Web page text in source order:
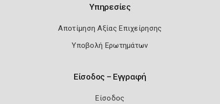
Υπηρεσίες
Αποτίμηση Αξίας Επιχείρησης
Υποβολή Ερωτημάτων
Είσοδος – Εγγραφή
Είσοδος